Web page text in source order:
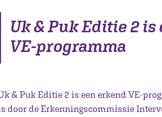
Uk & Puk Editie 2
VE-programma
& Puk Editie 2 is een erkend VE-
door de Erkenningscommissie